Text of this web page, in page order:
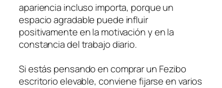
apariencia incluso importa, porque un
espacio agradable puede influir
positivamente en la motivación y en la
constancia del trabajo diario.
Si estás pensando en comprar un Fezibo
escritorio elevable, conviene fijarse en varios